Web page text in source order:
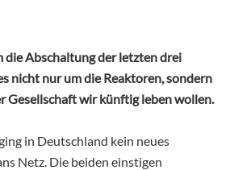
die Abschaltung der letzten drei
nicht nur um die Reaktoren, sondern
Gesellschaft wir künftig leben wollen.
in Deutschland kein neues
Netz. Die beiden einstigen